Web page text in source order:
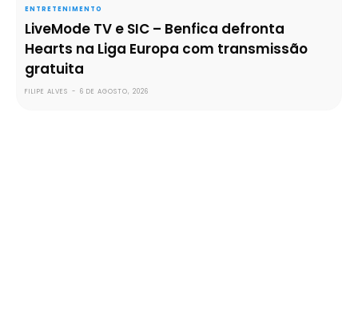
ENTRETENIMENTO
LiveMode TV e SIC – Benfica defronta
Hearts na Liga Europa com transmissão
gratuita
FILIPE ALVES - 6 DE AGOSTO, 2026